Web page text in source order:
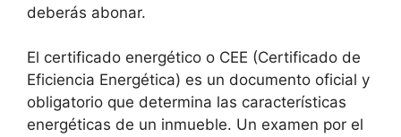
deberás abonar.
El certificado energético o CEE (Certificado de
Eficiencia Energética) es un documento oficial y
obligatorio que determina las características
energéticas de un inmueble. Un examen por el